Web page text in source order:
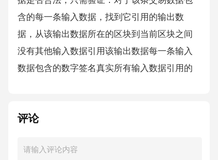
含的每一条输入数据，找到它引用的输出数
据，从该输出数据所在的区块到当前区块之间
没有其他输入数据引用该输出数据每一条输入
数据包含的数字签名真实所有输入数据引用的
制一个合法的区块要求：数据部分的交易数据
评论